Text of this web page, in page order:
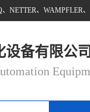
设备有限公司